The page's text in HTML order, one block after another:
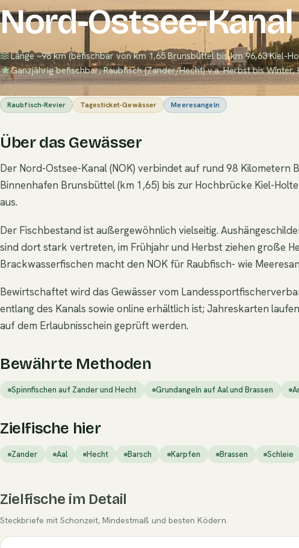
Nord-Ostsee-Kanal
Länge ~98 km (befischbar von km 1,65 Brunsbüttel bis km 96,63 Kiel-
Ganzjährig befischbar; Raubfisch (Zander/Hecht) v.a. Herbst bis
Raubfisch-Revier Tagesticket-Gewässer Meeresangeln
Über das Gewässer
Der Nord-Ostsee-Kanal (NOK) verbindet auf rund 98 Kilometern
Binnenhafen Brunsbüttel (km 1,65) bis zur Hochbrücke Kiel-
aus.
Der Fischbestand ist außergewöhnlich vielseitig.
sind dort stark vertreten, im Frühjahr und Herbst ziehen große
Brackwasserfischen macht den NOK für Raubfisch- wie
Bewirtschaftet wird das Gewässer vom
entlang des Kanals sowie online erhältlich ist; Jahreskarten
auf dem Erlaubnisschein geprüft werden.
Bewährte Methoden
Spinnfischen auf Zander und Hecht Grundangeln auf Aal und Brassen
Zielfische hier
Zander Aal Hecht Barsch Karpfen Brassen Schleie
Zielfische im Detail
Steckbriefe mit Schonzeit, Mindestmaß und besten Ködern.